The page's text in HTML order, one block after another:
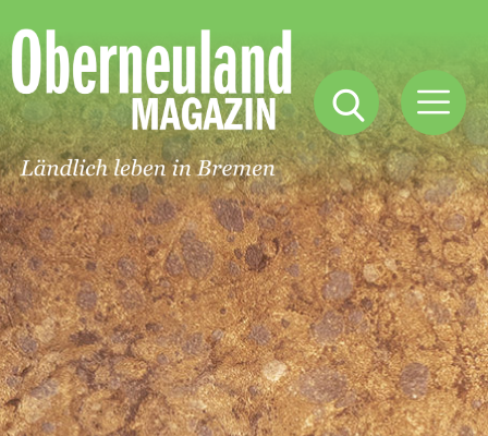
Oberneuland
Magazin